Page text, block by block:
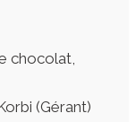
chocolat,
(Gérant)